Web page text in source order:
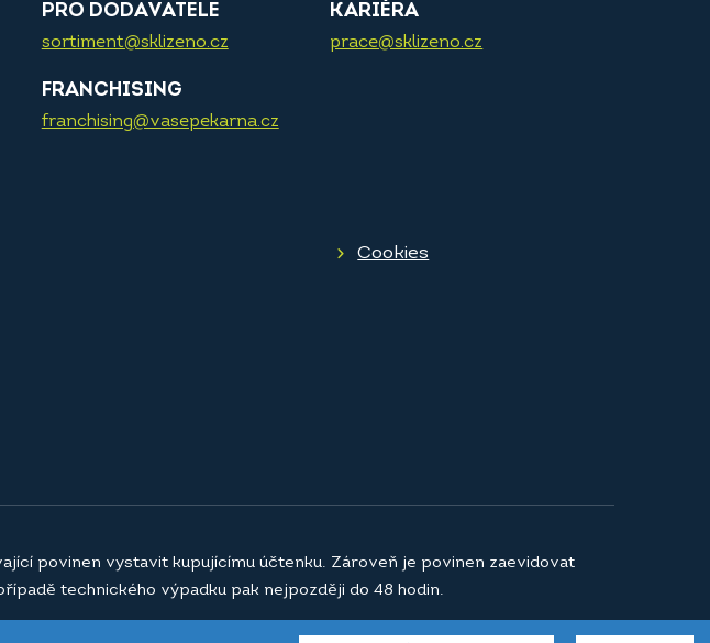
PRO DODAVATELE
sortiment@sklizeno.cz
KARIÉRA
prace@sklizeno.cz
FRANCHISING
franchising@vasepekarna.cz
Cookies
povinen vystavit kupujícímu účtenku. Zároveň je povinen zaevidovat
technického výpadku pak nejpozději do 48 hodin.